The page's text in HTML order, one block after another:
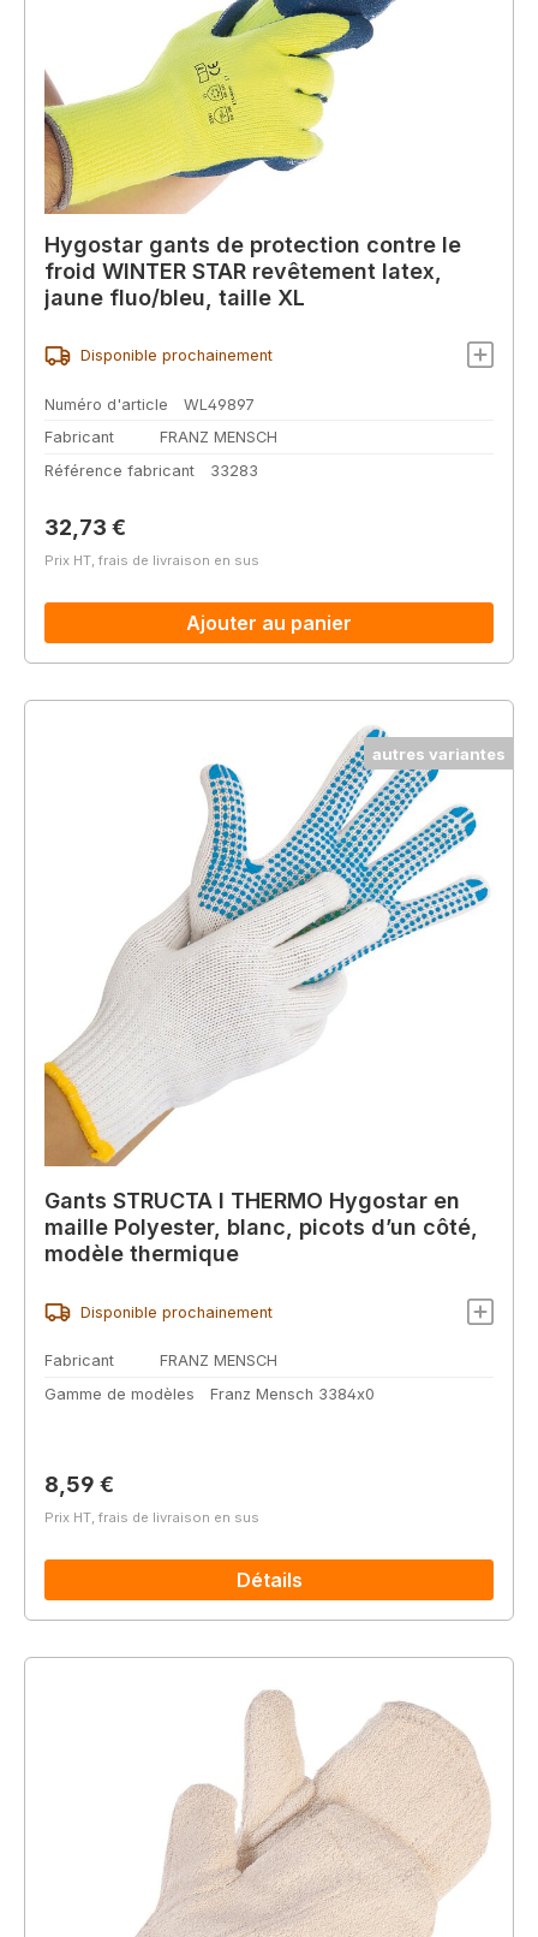
Hygostar gants de protection contre le
froid WINTER STAR revêtement latex,
jaune fluo/bleu, taille XL
Disponible prochainement
Numéro d'article
WL49897
Fabricant
FRANZ MENSCH
Référence fabricant
33283
Prix régulier :
32,73 €
Prix HT, frais de livraison en sus
Ajouter au panier
autres variantes
Gants STRUCTA I THERMO Hygostar en
maille Polyester, blanc, picots d’un côté,
modèle thermique
Disponible prochainement
Fabricant
FRANZ MENSCH
Gamme de modèles
Franz Mensch 3384x0
Prix régulier :
8,59 €
Prix HT, frais de livraison en sus
Détails